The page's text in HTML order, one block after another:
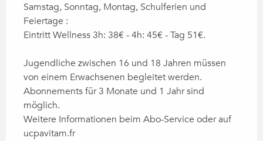
Samstag, Sonntag, Montag, Schulferien und
Feiertage :
Eintritt Wellness 3h: 38€ - 4h: 45€ - Tag 51€.
Jugendliche zwischen 16 und 18 Jahren müssen
von einem Erwachsenen begleitet werden.
Abonnements für 3 Monate und 1 Jahr sind
möglich.
Weitere Informationen beim Abo-Service oder auf
ucpavitam.fr